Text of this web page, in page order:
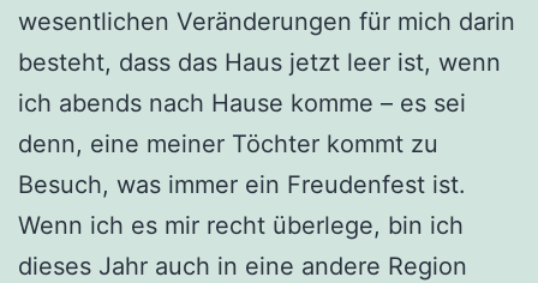
wesentlichen Veränderungen für mich darin
besteht, dass das Haus jetzt leer ist, wenn
ich abends nach Hause komme – es sei
denn, eine meiner Töchter kommt zu
Besuch, was immer ein Freudenfest ist.
Wenn ich es mir recht überlege, bin ich
dieses Jahr auch in eine andere Region